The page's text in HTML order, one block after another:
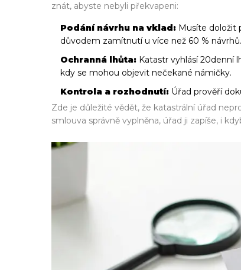
znát, abyste nebyli překvapeni:
Podání návrhu na vklad: Musíte doložit
důvodem zamítnutí u více než 60 % návrhů.
Ochranná lhůta: Katastr vyhlásí 20denní
kdy se mohou objevit nečekané námičky.
Kontrola a rozhodnutí: Úřad prověří
Zde je důležité vědět, že katastrální úřad
smlouva správně vyplněna, úřad ji zapíše, i